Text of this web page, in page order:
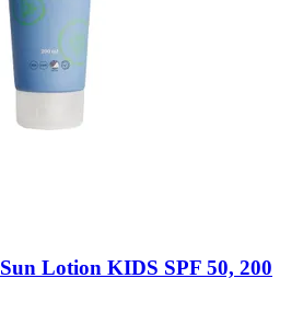
Sun Lotion KIDS SPF 50, 200